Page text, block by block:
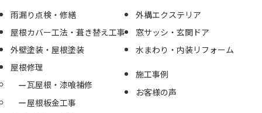
雨漏り点検・修繕
屋根カバー工法・葺き替え工事
外壁塗装・屋根塗装
屋根修理
瓦屋根・漆喰補修
屋根板金工事
外構エクステリア
窓サッシ・玄関ドア
水まわり・内装リフォーム
施工事例
お客様の声